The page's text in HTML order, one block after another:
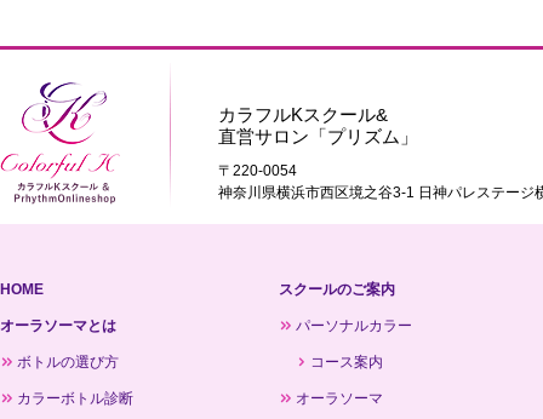
カラフルKスクール&
直営サロン「プリズム」
〒220-0054
神奈川県横浜市西区境之谷3-1 日神パレステージ
HOME
オーラソーマとは
ボトルの選び方
カラーボトル診断
スクールのご案内
パーソナルカラー
コース案内
オーラソーマ